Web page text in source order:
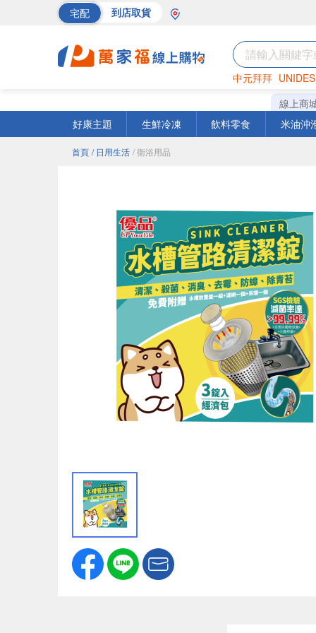
宅配 到店取貨
中元拜拜
罐頭 海苔
線上商
好康主題
生鮮冷凍 飲料零食 米油沖
首頁 / 日用生活 / 衛浴用品